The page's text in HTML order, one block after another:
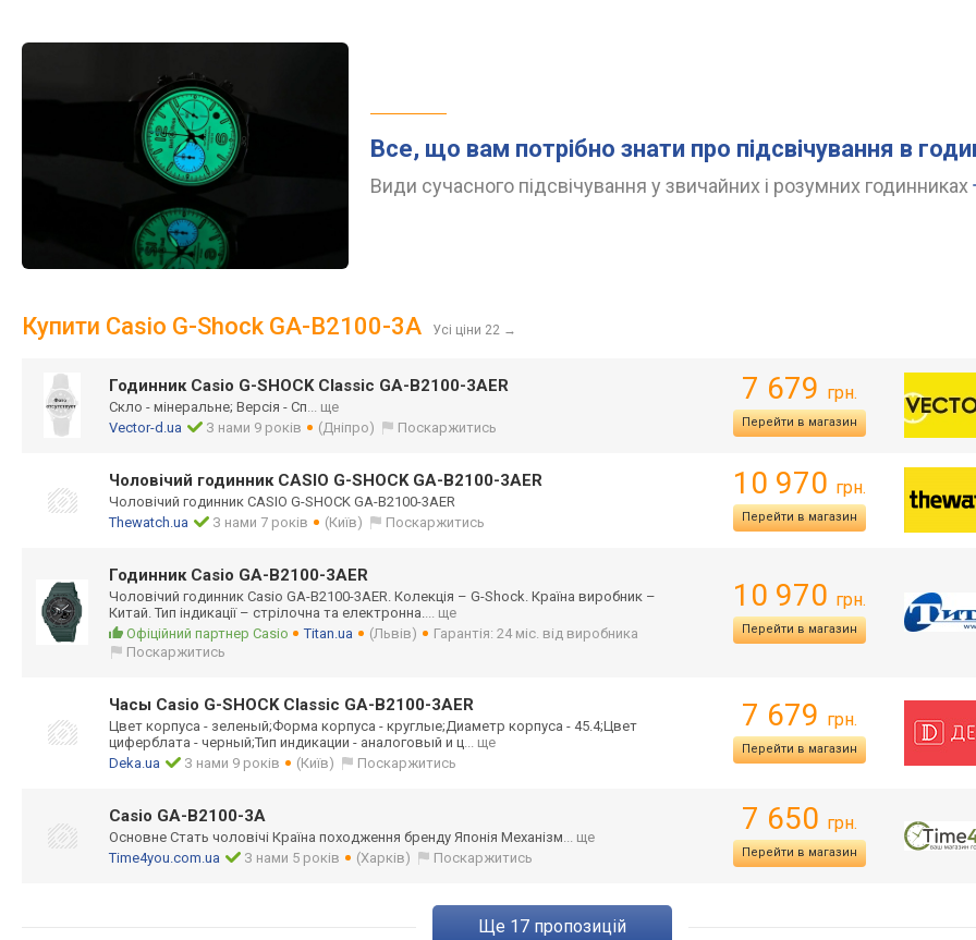
Все, що вам потрібно знати про підсвічування в
Види сучасного підсвічування у звичайних і розумних годинниках
Купити Casio G-Shock GA-B2100-3A Усі ціни 22 →
Годинник Casio G-SHOCK Classic GA-B2100-3AER
Скло - мінеральне; Версія - Сп... ще
Vector-d.ua
З нами 9 років (Дніпро) Поскаржитись
7 679 грн.
Перейти в магазин
Чоловічий годинник CASIO G-SHOCK GA-B2100-3AER
Чоловічий годинник CASIO G-SHOCK GA-B2100-3AER
Thewatch.ua
З нами 7 років (Київ) Поскаржитись
10 970 грн.
Перейти в магазин
Годинник Casio GA-B2100-3AER
Чоловічий годинник Casio GA-B2100-3AER. Колекція – G-Shock. Країна виробник –
Китай. Тип індикації – стрілочна та електронна.... ще
Офіційний партнер Casio
Titan.ua (Львів)
Гарантія: 24 міс. від виробника
Поскаржитись
10 970 грн.
Перейти в магазин
Часы Casio G-SHOCK Classic GA-B2100-3AER
Цвет корпуса - зеленый;Форма корпуса - круглые;Диаметр корпуса - 45.4;Цвет
циферблата - черный;Тип индикации - аналоговый и ц... ще
Deka.ua
З нами 9 років (Київ) Поскаржитись
7 679 грн.
Перейти в магазин
Casio GA-B2100-3A
Основне Стать чоловічі Країна походження бренду Японія Механізм... ще
Time4you.com.ua
З нами 5 років (Харків) Поскаржитись
7 650 грн.
Перейти в магазин
ще 17 пропозицій